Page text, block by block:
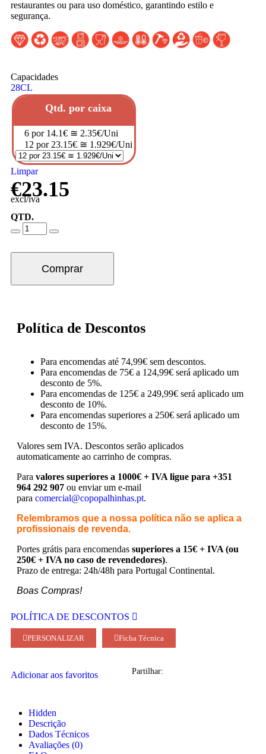
restaurantes ou para uso doméstico, garantindo estilo e
segurança.
Capacidades
28CL
Qtd. por caixa
6 por 14.1€ ≅ 2.35€/Uni
12 por 23.15€ ≅ 1.929€/Uni
Limpar
€23.15
excl/iva
QTD.
Comprar
Política de Descontos
Para encomendas até 74,99€ sem descontos.
Para encomendas de 75€ a 124,99€ será aplicado um
desconto de 5%.
Para encomendas de 125€ a 249,99€ será aplicado um
desconto de 10%.
Para encomendas superiores a 250€ será aplicado um
desconto de 15%.
Valores sem IVA. Descontos serão aplicados
automaticamente ao carrinho de compras.
Para valores superiores a 1000€ + IVA ligue para +351
964 292 907 ou enviar um e-mail
para comercial@copopalhinhas.pt.
Relembramos que a nossa política não se aplica a
profissionais de revenda.
Portes grátis para encomendas superiores a 15€ + IVA (ou
250€ + IVA no caso de revendedores).
Prazo de entrega: 24h/48h para Portugal Continental.
Boas Compras!
POLÍTICA DE DESCONTOS
PERSONALIZAR Ficha Técnica
Adicionar aos favoritos Partilhar:
Hidden
Descrição
Dados Técnicos
Avaliações (0)